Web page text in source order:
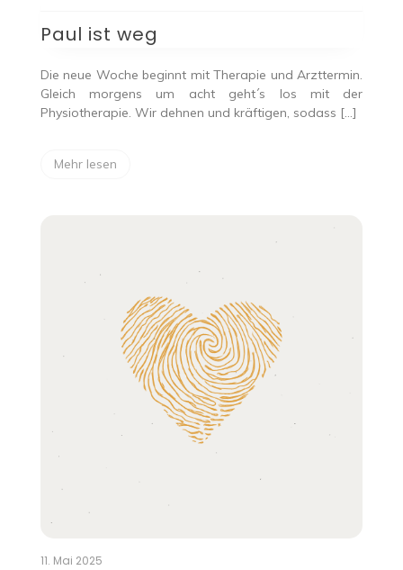
Paul ist weg
Die neue Woche beginnt mit Therapie und Arzttermin.
Gleich morgens um acht geht´s los mit der
Physiotherapie. Wir dehnen und kräftigen, sodass […]
Mehr lesen
11. Mai 2025